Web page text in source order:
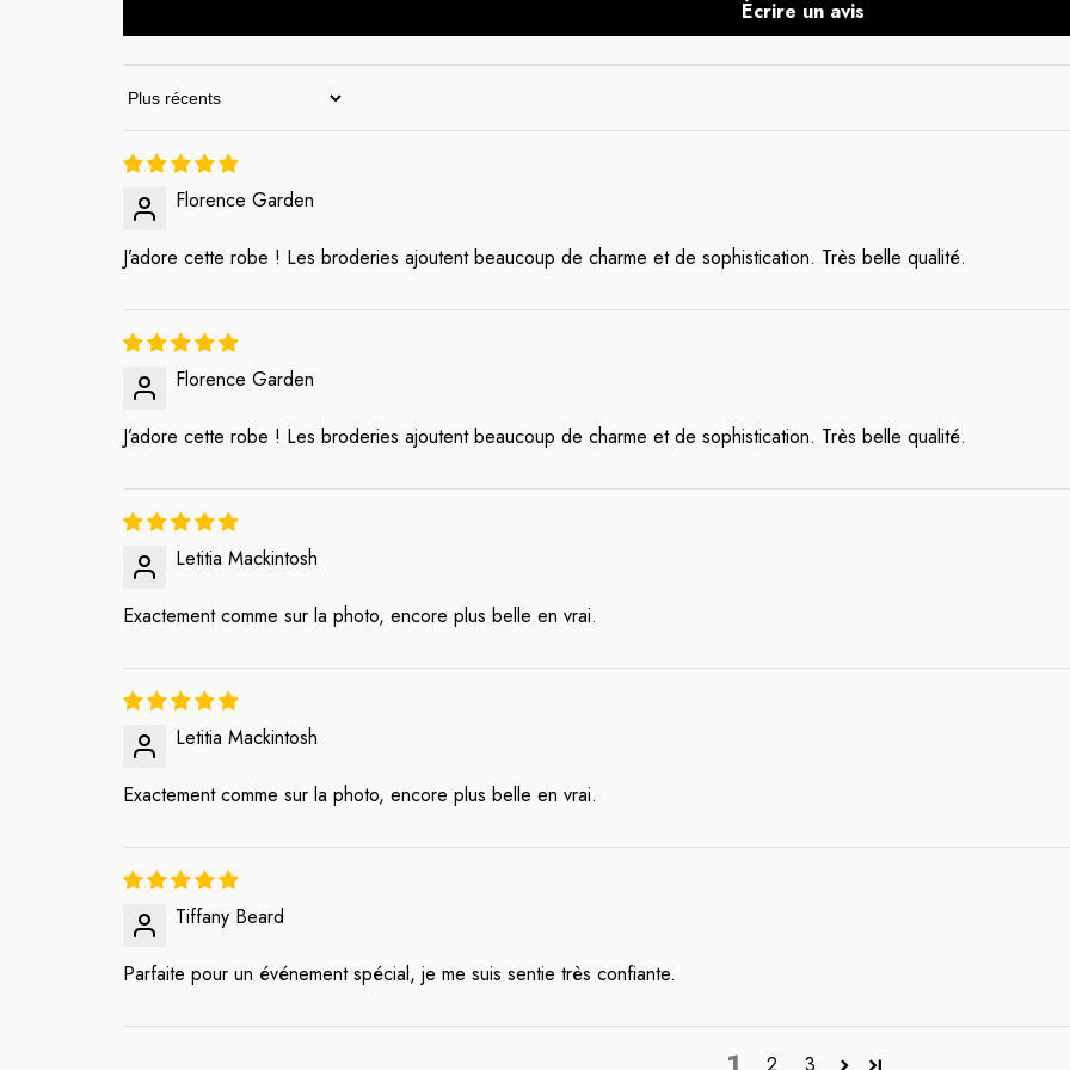
Écrire un avis
Sort By
Florence Garden
J’adore cette robe ! Les broderies ajoutent beaucoup de charme et de sophistication. Très belle qualité.
Florence Garden
J’adore cette robe ! Les broderies ajoutent beaucoup de charme et de sophistication. Très belle qualité.
Letitia Mackintosh
Exactement comme sur la photo, encore plus belle en vrai.
Letitia Mackintosh
Exactement comme sur la photo, encore plus belle en vrai.
Tiffany Beard
Parfaite pour un événement spécial, je me suis sentie très confiante.